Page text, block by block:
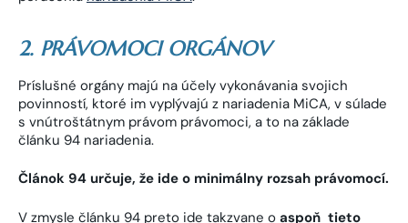
2. PRÁVOMOCI ORGÁNOV
Príslušné orgány majú na účely vykonávania svojich
povinností, ktoré im vyplývajú z nariadenia MiCA, v súlade
s vnútroštátnym právom právomoci, a to na základe
článku 94 nariadenia.
Článok 94 určuje, že ide o minimálny rozsah právomocí.
V zmysle článku 94 preto ide takzvane o aspoň tieto